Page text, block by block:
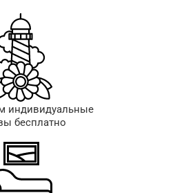
индивидуальные
бесплатно